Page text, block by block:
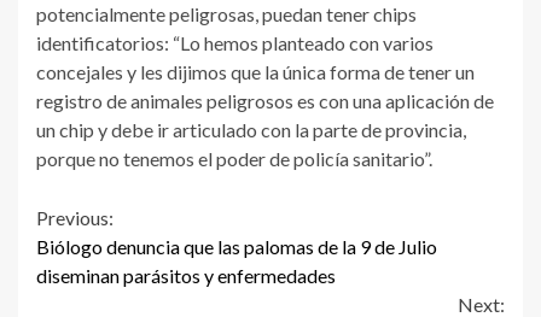
potencialmente peligrosas, puedan tener chips
identificatorios: “Lo hemos planteado con varios
concejales y les dijimos que la única forma de tener un
registro de animales peligrosos es con una aplicación de
un chip y debe ir articulado con la parte de provincia,
porque no tenemos el poder de policía sanitario”.
Continue
Reading
Previous:
Biólogo denuncia que las palomas de la 9 de Julio
diseminan parásitos y enfermedades
Next: